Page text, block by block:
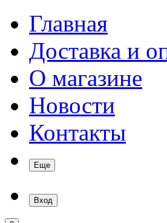
Главная
Доставка и
О магазине
Новости
Контакты
Еще
Вход